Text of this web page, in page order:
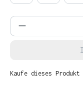
Produkt
Kaufe dieses Produkt